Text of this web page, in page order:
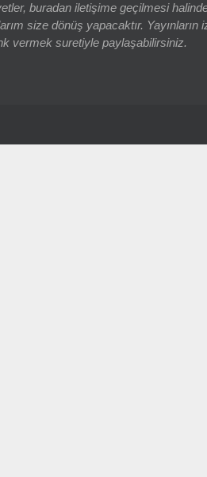
buradan iletişime geçilmesi
size dönüş yapacaktır. Yayınların
vermek suretiyle paylaşabilirsiniz.